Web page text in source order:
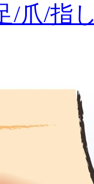
/爪/指